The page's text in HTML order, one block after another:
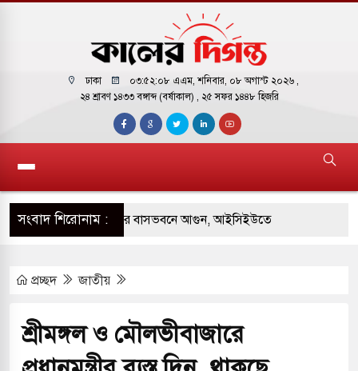
ঢাকা ০৩:৫২:০৯ এএম, শনিবার, ০৮ অগাস্ট ২০২৬ ,
২৪ শ্রাবণ ১৪৩৩ বঙ্গাব্দ (বর্ষাকাল) , ২৫ সফর ১৪৪৮ হিজরি
সংবাদ শিরোনাম :
পাকিস্তানি হাইকমিশনারের বাসভবনে আগুন, আইসিইউতে
হয়ে আসছে ‘স্পেশাল রেসপন্স ব্যাটালিয়ন
বাসের মুখোমুখি সংঘর্ষে ৯ জন নিহত
প্রচ্ছদ জাতীয়
শ্রীমঙ্গল ও মৌলভীবাজারে